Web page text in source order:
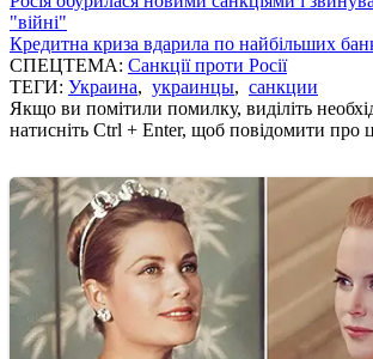
"війні"
Кредитна криза вдарила по найбільших
СПЕЦТЕМА: Санкції проти Росії
ТЕГИ: Украина, украинцы, санкции
Якщо ви помітили помилку, виділіть
натисніть Ctrl + Enter, щоб повідомити про